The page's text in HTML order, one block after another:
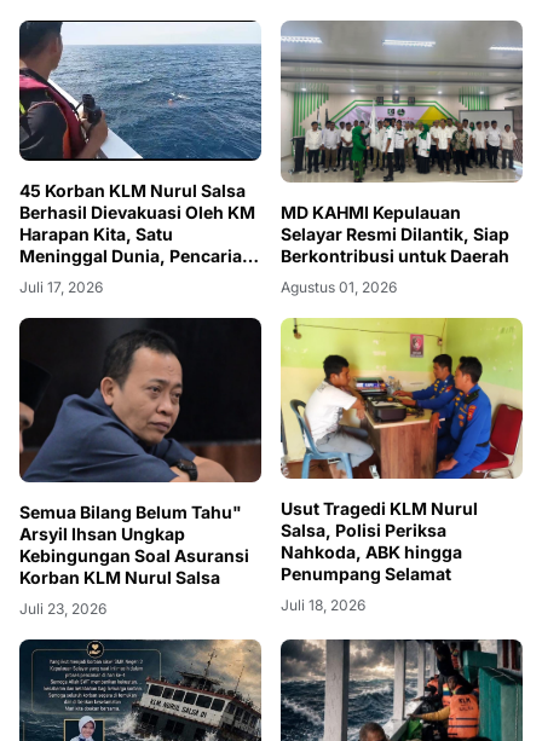
45 Korban KLM Nurul Salsa
Berhasil Dievakuasi Oleh KM
Harapan Kita, Satu
Meninggal Dunia, Pencarian
Basarnas Masih Nihil
Juli 17, 2026
MD KAHMI Kepulauan
Selayar Resmi Dilantik, Siap
Berkontribusi untuk Daerah
Agustus 01, 2026
Semua Bilang Belum Tahu"
Arsyil Ihsan Ungkap
Kebingungan Soal Asuransi
Korban KLM Nurul Salsa
Juli 23, 2026
Usut Tragedi KLM Nurul
Salsa, Polisi Periksa
Nahkoda, ABK hingga
Penumpang Selamat
Juli 18, 2026